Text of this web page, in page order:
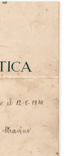
l'uso
i disegni,
di una
o